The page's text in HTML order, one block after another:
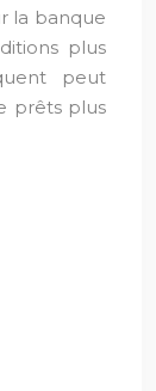
la banque
plus
peut
prêts plus